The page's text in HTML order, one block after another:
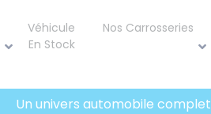
Véhicule
En Stock
Nos Carrosseries
Un univers automobile